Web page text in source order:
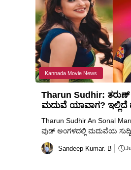
Kannada Movie News
Tharun Sudhir:
ಮದುವೆ ಯಾವಾಗ? ಇಲ್ಲಿದೆ
Tharun Sudhir An Sonal
ವುಡ್ ಅಂಗಳದಲ್ಲಿ ಮದುವೆಯ ಸುದ್ದಿ
Sandeep Kumar. B